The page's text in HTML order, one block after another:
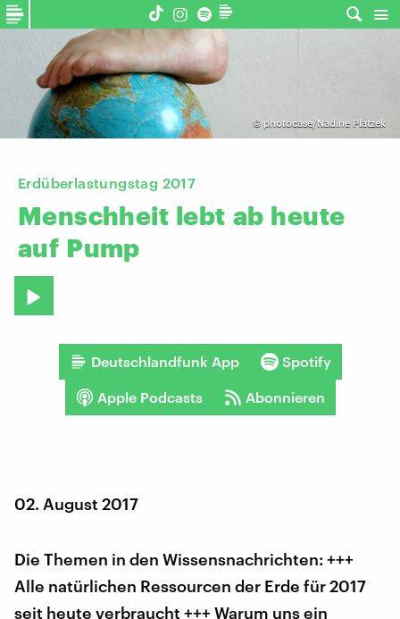
© photocase/Nadine Platzek
Erdüberlastungstag 2017
Menschheit lebt ab heute
auf Pump
Deutschlandfunk App Spotify
Apple Podcasts Abonnieren
02. August 2017
Die Themen in den Wissensnachrichten: +++
Alle natürlichen Ressourcen der Erde für 2017
seit heute verbraucht +++ Warum uns ein